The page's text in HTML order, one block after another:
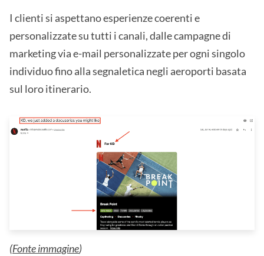
I clienti si aspettano esperienze coerenti e
personalizzate su tutti i canali, dalle campagne di
marketing via e-mail personalizzate per ogni singolo
individuo fino alla segnaletica negli aeroporti basata
sul loro itinerario.
(Fonte immagine)